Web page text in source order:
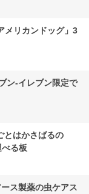
メリカンドッグ」3
ン‐イレブン限定で
とはかさばるの
る板
ス製薬の虫ケアス